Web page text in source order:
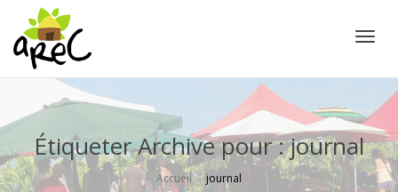
Étiqueter Archive pour : journal
Accueil journal